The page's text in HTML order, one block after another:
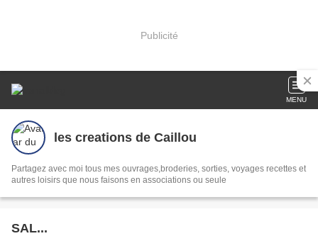
Publicité
MENU
les creations de Caillou
Partagez avec moi tous mes ouvrages,broderies, sorties, voyages recettes et
autres loisirs que nous faisons en associations ou seule
SAL...